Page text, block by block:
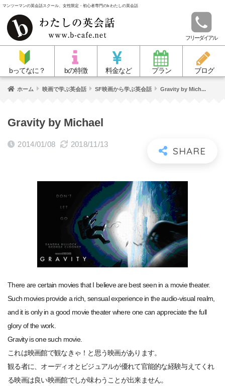
マンツーマンの英会話スクール、女性限定・初心者専門のb わたしの英会話
フリーダイアル
bってなに？ bの特徴 料金など プラン ブログ
ホーム 映画で学ぶ英会話 SF映画から学ぶ英会話 Gravity by Mich...
Gravity by Michael
2014/01/08 2018/11/13
There are certain movies that I believe are best seen in a movie theater.
Such movies provide a rich, sensual experience in the audio-visual realm,
and it is only in a good movie theater where one can appreciate the full
glory of the work.
Gravity is one such movie.
これは映画館で観なきゃ！と思う映画があります。
観る者に、オーディオとビジュアルが優れて官能的な経験与えてくれ
る映画は良い映画館でしか味わうことが出来ません。